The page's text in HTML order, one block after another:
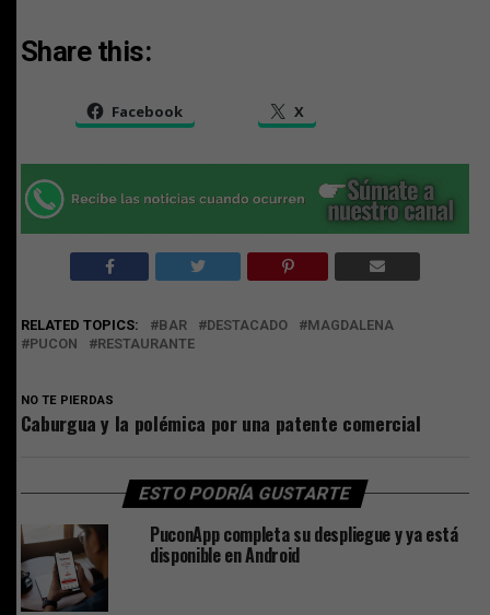
Share this:
Facebook X
RELATED TOPICS: BAR DESTACADO
MAGDALENA
PUCON
RESTAURANTE
NO TE PIERDAS
Caburgua y la polémica por una patente comercial
ESTO PODRÍA GUSTARTE
PuconApp completa su despliegue y ya está
disponible en Android